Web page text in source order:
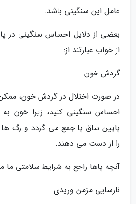
عامل این سنگینی باشد.
بعضی از دلایل احساس سنگینی در
از خواب عبارتند از:
گردش خون
در صورت اختلال در گردش خون،
احساس سنگینی کنید، زیرا خون به
پایین ساق پا جمع می گردد و رگ ها
را از دست می دهند.
آنچه پاها راجع به شرایط سلامتی ما
نارسایی مزمن وریدی